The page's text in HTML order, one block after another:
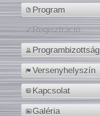
Program
Regisztráció
Programbizottság
Versenyhelyszín
Kapcsolat
Galéria